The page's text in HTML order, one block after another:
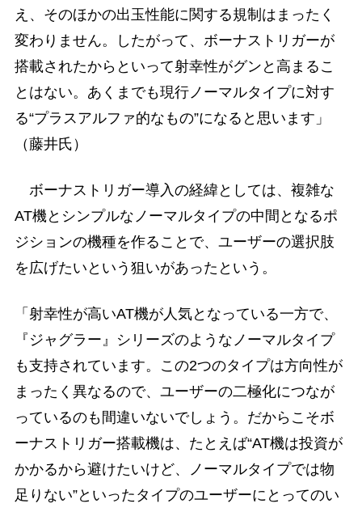
え、そのほかの出玉性能に関する規制はまったく
変わりません。したがって、ボーナストリガーが
搭載されたからといって射幸性がグンと高まるこ
とはない。あくまでも現行ノーマルタイプに対す
る“プラスアルファ的なもの”になると思います」
（藤井氏）
ボーナストリガー導入の経緯としては、複雑な
AT機とシンプルなノーマルタイプの中間となるポ
ジションの機種を作ることで、ユーザーの選択肢
を広げたいという狙いがあったという。
「射幸性が高いAT機が人気となっている一方で、
『ジャグラー』シリーズのようなノーマルタイプ
も支持されています。この2つのタイプは方向性が
まったく異なるので、ユーザーの二極化につなが
っているのも間違いないでしょう。だからこそボ
ーナストリガー搭載機は、たとえば“AT機は投資が
かかるから避けたいけど、ノーマルタイプでは物
足りない”といったタイプのユーザーにとってのい